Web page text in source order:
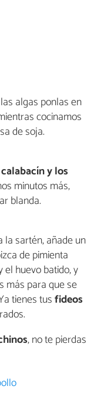
algas ponlas en
cocinamos
de soja.
y los
minutos más,
blanda.
la sartén, añade un
de pimienta
el huevo batido, y
más para que se
tienes tusfideos
, no te pierdas